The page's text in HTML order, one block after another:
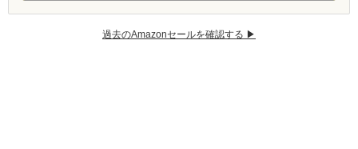
過去のAmazonセールを確認する ▶︎